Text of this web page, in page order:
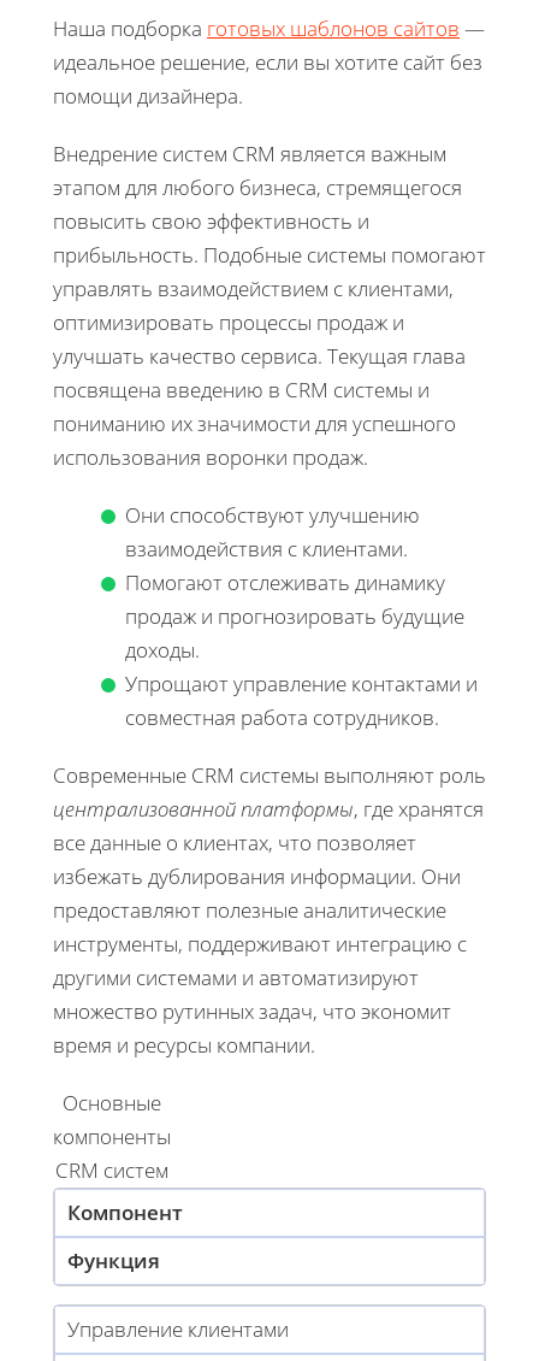
Наша подборка готовых шаблонов сайтов —
идеальное решение, если вы хотите сайт без
помощи дизайнера.
Внедрение систем CRM является важным
этапом для любого бизнеса, стремящегося
повысить свою эффективность и
прибыльность. Подобные системы помогают
управлять взаимодействием с клиентами,
оптимизировать процессы продаж и
улучшать качество сервиса. Текущая глава
посвящена введению в CRM системы и
пониманию их значимости для успешного
использования воронки продаж.
Они способствуют улучшению
взаимодействия с клиентами.
Помогают отслеживать динамику
продаж и прогнозировать будущие
доходы.
Упрощают управление контактами и
совместная работа сотрудников.
Современные CRM системы выполняют роль
централизованной платформы, где хранятся
все данные о клиентах, что позволяет
избежать дублирования информации. Они
предоставляют полезные аналитические
инструменты, поддерживают интеграцию с
другими системами и автоматизируют
множество рутинных задач, что экономит
время и ресурсы компании.
Основные
компоненты
CRM систем
Компонент
Функция
Управление клиентами